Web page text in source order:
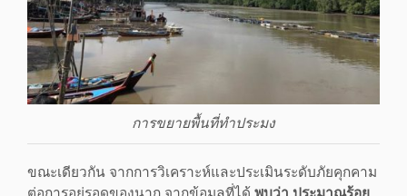
การขยายพื้นที่ทำประมง
ขณะเดียวกัน จากการวิเคราะห์และประเมินระดับภัยคุกคาม